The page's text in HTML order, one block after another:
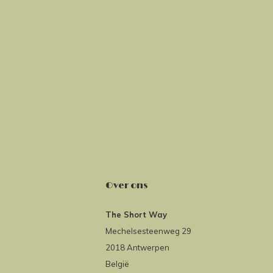
Over ons
The Short Way
Mechelsesteenweg 29
2018 Antwerpen
België